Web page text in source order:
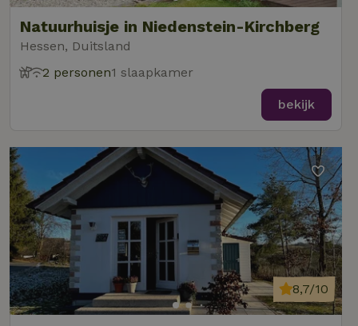
Natuurhuisje in Niedenstein-Kirchberg
Hessen, Duitsland
2 personen1 slaapkamer
bekijk
8,7/10